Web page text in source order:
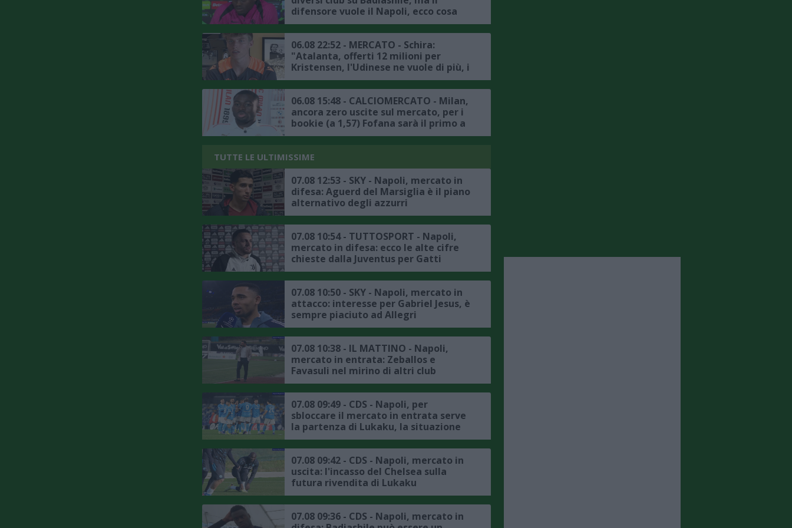
difensore vuole il Napoli, ecco cosa
frena la trattativa
06.08 22:52 - MERCATO - Schira:
"Atalanta, offerti 12 milioni per
Kristensen, l'Udinese ne vuole di più, i
dettagli"
06.08 15:48 - CALCIOMERCATO - Milan,
ancora zero uscite sul mercato, per i
bookie (a 1,57) Fofana sarà il primo a
salutare
TUTTE LE ULTIMISSIME
07.08 12:53 - SKY - Napoli, mercato in
difesa: Aguerd del Marsiglia è il piano
alternativo degli azzurri
07.08 10:54 - TUTTOSPORT - Napoli,
mercato in difesa: ecco le alte cifre
chieste dalla Juventus per Gatti
07.08 10:50 - SKY - Napoli, mercato in
attacco: interesse per Gabriel Jesus, è
sempre piaciuto ad Allegri
07.08 10:38 - IL MATTINO - Napoli,
mercato in entrata: Zeballos e
Favasuli nel mirino di altri club
07.08 09:49 - CDS - Napoli, per
sbloccare il mercato in entrata serve
la partenza di Lukaku, la situazione
07.08 09:42 - CDS - Napoli, mercato in
uscita: l'incasso del Chelsea sulla
futura rivendita di Lukaku
07.08 09:36 - CDS - Napoli, mercato in